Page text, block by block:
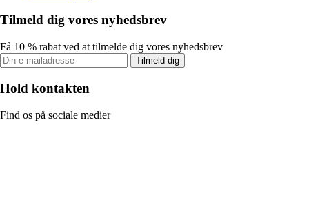
Tilmeld dig vores nyhedsbrev
Få 10 % rabat ved at tilmelde dig vores nyhedsbrev
Tilmeld dig
Hold kontakten
Find os på sociale medier